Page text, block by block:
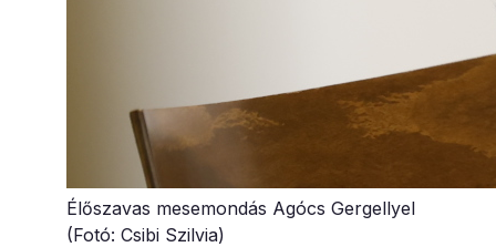
Élőszavas mesemondás Agócs Gergellyel
(Fotó: Csibi Szilvia)